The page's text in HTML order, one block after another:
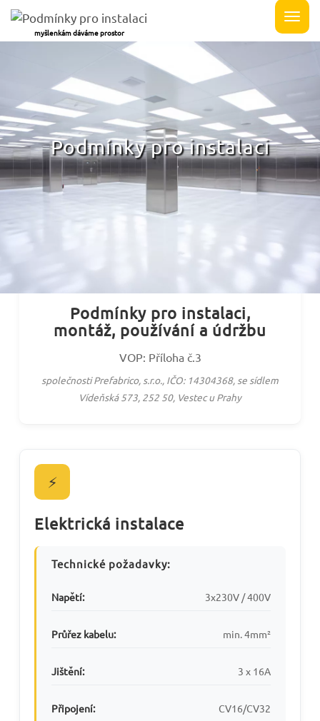
myšlenkám dáváme prostor
Podmínky pro instalaci
Podmínky pro instalaci,
montáž, používání a údržbu
VOP: Příloha č.3
společnosti Prefabrico, s.r.o., IČO: 14304368, se sídlem
Vídeňská 573, 252 50, Vestec u Prahy
⚡
Elektrická instalace
Technické požadavky:
Napětí: 3x230V / 400V
Průřez kabelu: min. 4mm²
Jištění: 3 x 16A
Připojení: CV16/CV32